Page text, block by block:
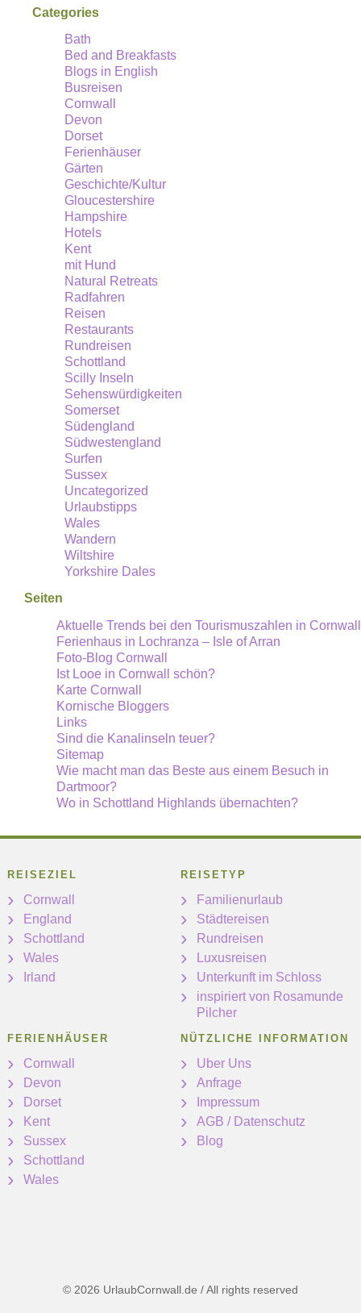
Categories
Bath
Bed and Breakfasts
Blogs in English
Busreisen
Cornwall
Devon
Dorset
Ferienhäuser
Gärten
Geschichte/Kultur
Gloucestershire
Hampshire
Hotels
Kent
mit Hund
Natural Retreats
Radfahren
Reisen
Restaurants
Rundreisen
Schottland
Scilly Inseln
Sehenswürdigkeiten
Somerset
Südengland
Südwestengland
Surfen
Sussex
Uncategorized
Urlaubstipps
Wales
Wandern
Wiltshire
Yorkshire Dales
Seiten
Aktuelle Trends bei den Tourismuszahlen in Cornwall
Ferienhaus in Lochranza – Isle of Arran
Foto-Blog Cornwall
Ist Looe in Cornwall schön?
Karte Cornwall
Kornische Bloggers
Links
Sind die Kanalinseln teuer?
Sitemap
Wie macht man das Beste aus einem Besuch in
Dartmoor?
Wo in Schottland Highlands übernachten?
REISEZIEL
Cornwall
England
Schottland
Wales
Irland
REISETYP
Familienurlaub
Städtereisen
Rundreisen
Luxusreisen
Unterkunft im Schloss
inspiriert von Rosamunde
Pilcher
FERIENHÄUSER
Cornwall
Devon
Dorset
Kent
Sussex
Schottland
Wales
NÜTZLICHE INFORMATION
Uber Uns
Anfrage
Impressum
AGB / Datenschutz
Blog
© 2026 UrlaubCornwall.de / All rights reserved